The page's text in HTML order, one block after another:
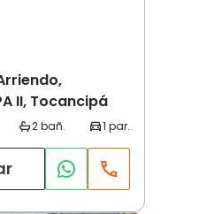
II, Tocancipá